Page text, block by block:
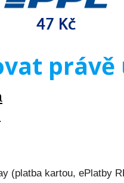
právě
.
(platba kartou, ePlatby